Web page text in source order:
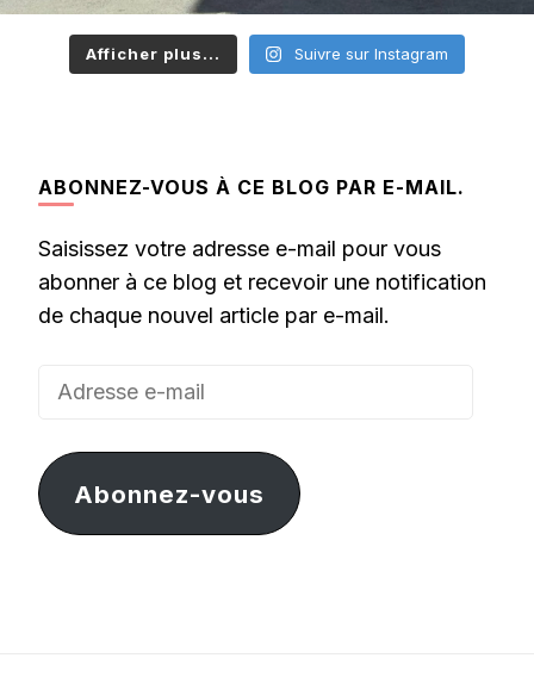
Afficher plus... Suivre sur Instagram
ABONNEZ-VOUS À CE BLOG PAR E-MAIL.
Saisissez votre adresse e-mail pour vous
abonner à ce blog et recevoir une notification
de chaque nouvel article par e-mail.
Adresse
mail
Abonnez-vous